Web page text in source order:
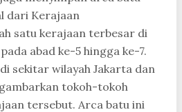
dari Kerajaan
satu kerajaan terbesar di
abad ke-5 hingga ke-7.
sekitar wilayah Jakarta dan
tokoh-tokoh
tersebut. Arca batu ini